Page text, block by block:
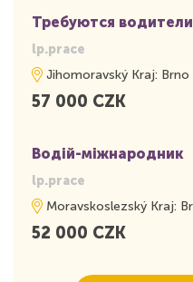
Требуются
lp.prace
Jihomoravský Kraj: Brno
57 000 CZK
Водій-міжнародник
lp.prace
Moravskoslezský Kraj:
52 000 CZK